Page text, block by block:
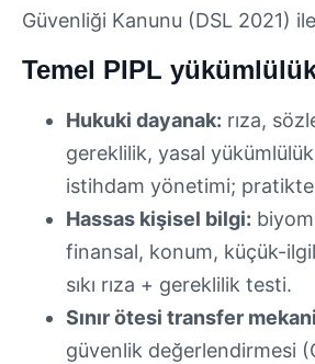
Güvenliği Kanunu (DSL 2021)
Temel PIPL
Hukuki dayanak: rıza,
gereklilik, yasal
istihdam yönetimi; pratikte
Hassas kişisel bilgi:
finansal, konum, küçük-
sıkı rıza + gereklilik testi.
Sınır ötesi transfer
güvenlik değerlendirmesi